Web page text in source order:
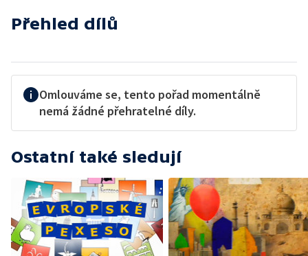
Přehled dílů
Omlouváme se, tento pořad momentálně
nemá žádné přehratelné díly.
Ostatní také sledují